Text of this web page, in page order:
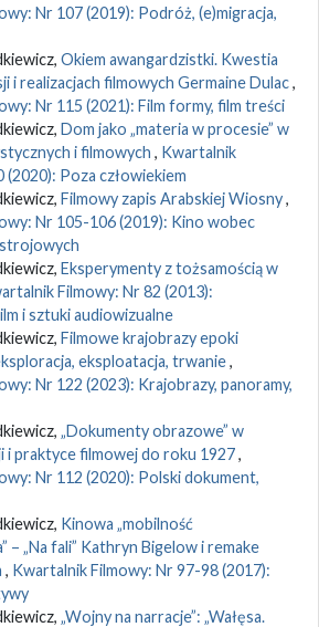
Nr 107 (2019): Podróż, (e)migracja,
Okiem awangardzistki. Kwestia
i realizacjach filmowych Germaine Dulac,
Nr 115 (2021): Film formy, film treści
Dom jako „materia w procesie” w
i filmowych , Kwartalnik
(2020): Poza człowiekiem
Filmowy zapis Arabskiej Wiosny,
Nr 105-106 (2019): Kino wobec
Eksperymenty z tożsamością w
Filmowy: Nr 82 (2013):
i sztuki audiowizualne
Filmowe krajobrazy epoki
eksploatacja, trwanie,
Nr 122 (2023): Krajobrazy, panoramy,
„Dokumenty obrazowe” w
i praktyce filmowej do roku 1927,
Nr 112 (2020): Polski dokument,
Kinowa „mobilność
– „Na fali” Kathryn Bigelow i remake
, Kwartalnik Filmowy: Nr 97-98 (2017):
„Wojny na narracje”: „Wałęsa.